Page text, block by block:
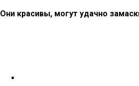
Они красивы, могут удачно